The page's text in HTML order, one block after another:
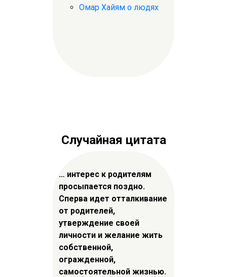
Омар Хайям о людях
Случайная цитата
… интерес к родителям
просыпается поздно.
Сперва идет отталкивание
от родителей,
утверждение своей
личности и желание жить
собственной,
огражденной,
самостоятельной жизнью.